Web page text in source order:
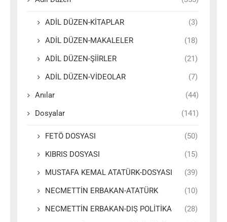
ADİL DÜZEN-KİTAPLAR
(3)
ADİL DÜZEN-MAKALELER
(18)
ADİL DÜZEN-ŞİİRLER
(21)
ADİL DÜZEN-VİDEOLAR
(7)
Anılar
(44)
Dosyalar
(141)
FETÖ DOSYASI
(50)
KIBRIS DOSYASI
(15)
MUSTAFA KEMAL ATATÜRK-DOSYASI
(39)
NECMETTİN ERBAKAN-ATATÜRK
(10)
NECMETTİN ERBAKAN-DIŞ POLİTİKA
(28)